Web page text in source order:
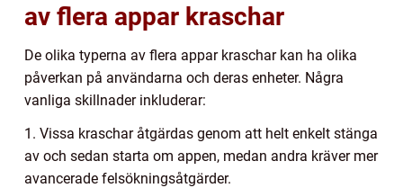
av flera appar kraschar
De olika typerna av flera appar kraschar kan ha olika
påverkan på användarna och deras enheter. Några
vanliga skillnader inkluderar:
1. Vissa kraschar åtgärdas genom att helt enkelt stänga
av och sedan starta om appen, medan andra kräver mer
avancerade felsökningsåtgärder.